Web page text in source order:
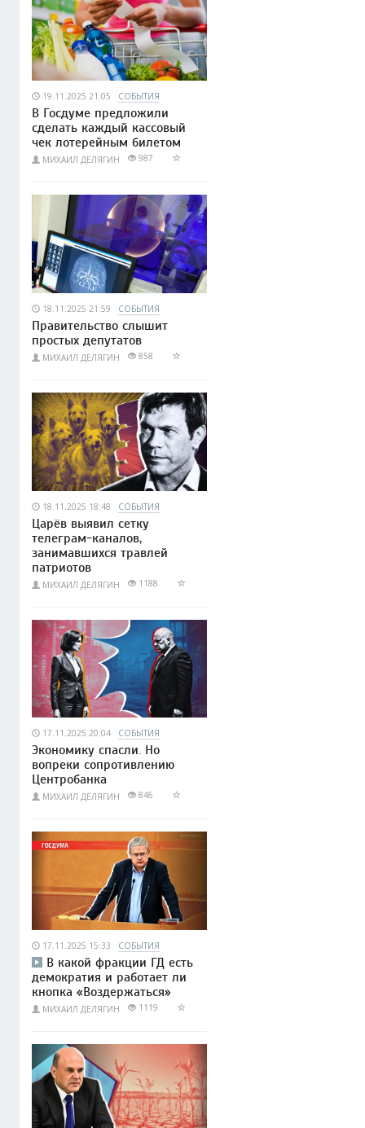
19.11.2025 21:05 СОБЫТИЯ
В Госдуме предложили
сделать каждый кассовый
чек лотерейным билетом
МИХАИЛ ДЕЛЯГИН 987
18.11.2025 21:59 СОБЫТИЯ
Правительство слышит
простых депутатов
МИХАИЛ ДЕЛЯГИН 858
18.11.2025 18:48 СОБЫТИЯ
Царёв выявил сетку
телеграм-каналов,
занимавшихся травлей
патриотов
МИХАИЛ ДЕЛЯГИН 1188
17.11.2025 20:04 СОБЫТИЯ
Экономику спасли. Но
вопреки сопротивлению
Центробанка
МИХАИЛ ДЕЛЯГИН 846
17.11.2025 15:33 СОБЫТИЯ
В какой фракции ГД есть
демократия и работает ли
кнопка «Воздержаться»
МИХАИЛ ДЕЛЯГИН 1119